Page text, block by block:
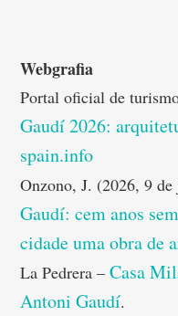
Webgrafia
Portal oficial de
Gaudí 2026:
spain.info
Onzono, J. (2026, 9
Gaudí: cem anos
cidade uma obra de
La Pedrera –Casa
Antoni Gaudí.